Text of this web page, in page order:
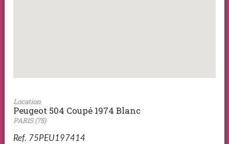
Location
Peugeot 504 Coupé 1974 Blanc
PARIS (75)
Ref. 75PEU197414